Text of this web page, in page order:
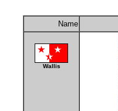
Name
Wallis